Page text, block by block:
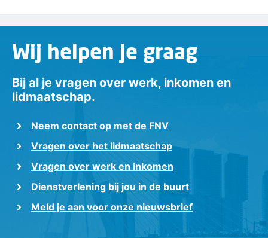
Wij helpen je graag
Bij al je vragen over werk, inkomen en
lidmaatschap.
Neem contact op met de FNV
Vragen over het lidmaatschap
Vragen over werk en inkomen
Dienstverlening bij jou in de buurt
Meld je aan voor onze nieuwsbrief